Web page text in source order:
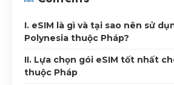
I. eSIM là gì và tại sao nên sử
Polynesia thuộc Pháp?
II. Lựa chọn gói eSIM tốt nhất
thuộc Pháp